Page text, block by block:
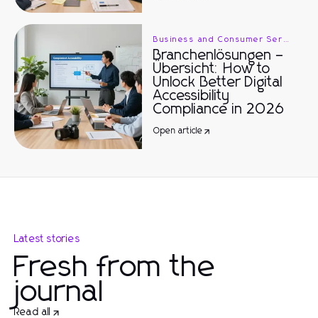
Branchenlösungen –
Übersicht: How to
Unlock Better Digital
Accessibility
Compliance in 2026
Open article
Latest stories
Fresh from the
journal
Read all